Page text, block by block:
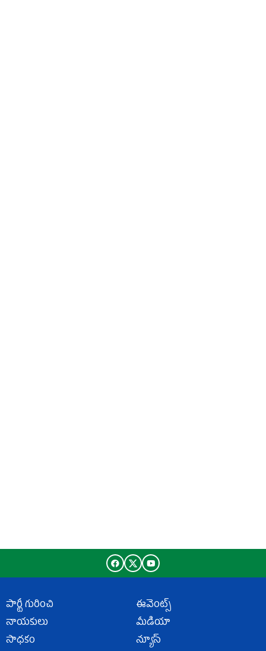
పార్టీ గురించి
నాయకులు
సాధకం
ఈవెంట్స్
మీడియా
న్యూస్